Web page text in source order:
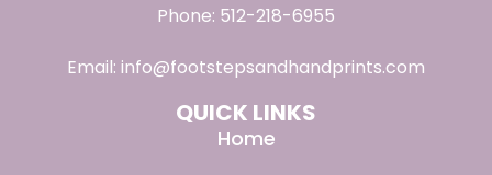
Phone: 512-218-6955
Email: info@footstepsandhandprints.com
QUICK LINKS
Home